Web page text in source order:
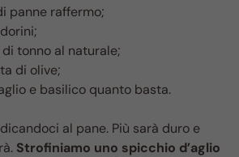
panne raffermo;
tonno al naturale;
di olive;
e basilico quanto basta.
al pane. Più sarà duro e
Strofiniamo uno spicchio d’aglio